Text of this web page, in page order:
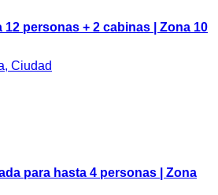
personas + 2 cabinas | Zona 10
Ciudad
para hasta 4 personas | Zona